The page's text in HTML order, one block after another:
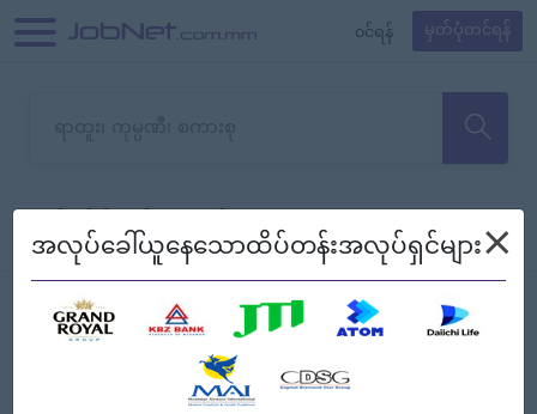
၀င်ရန် မှတ်ပုံတင်ရန်
သော အလုပ်မရှိသေးပါ။
စစ်ရန် စဉ်၍ကြည့်မည်
အလုပ်ခေါ်ယူနေသောထိပ်တန်းအလုပ်ရှင်များ×